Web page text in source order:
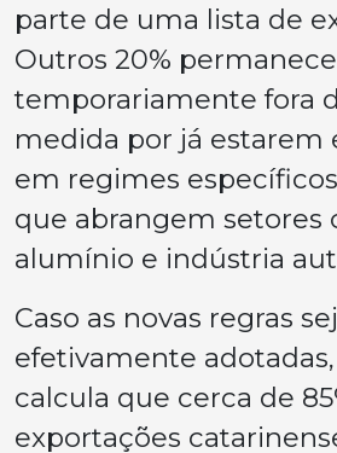
parte de uma lista de
Outros 20%
temporariamente fora
medida por já estarem
em regimes
que abrangem setores
alumínio e indústria
Caso as novas regras
efetivamente
calcula que cerca de
exportações